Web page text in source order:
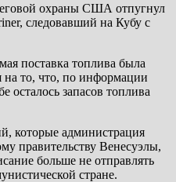
охраны США отпугнул
следовавший на Кубу с
поставка топлива была
на то, что, по информации
осталось запасов топлива
которые администрация
правительству Венесуэлы,
больше не отправлять
стране.